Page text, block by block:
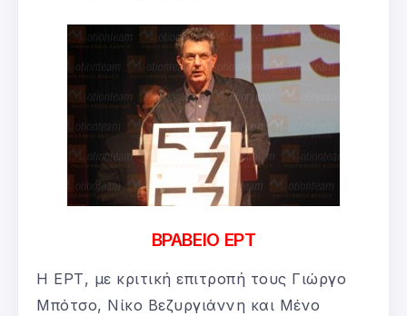
ΒΡΑΒΕΙΟ ΕΡΤ
H ΕΡΤ, με κριτική επιτροπή τους Γιώργο
Μπότσο, Νίκο Βεζυργιάννη και Μένο